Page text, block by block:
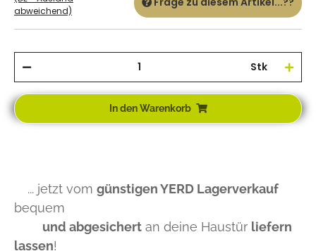
abweichend)
Stk
In den Warenkorb
... jetzt vom günstigen YERD Lagerverkauf
bequem
und abgesichert an deine Haustür liefern
lassen!